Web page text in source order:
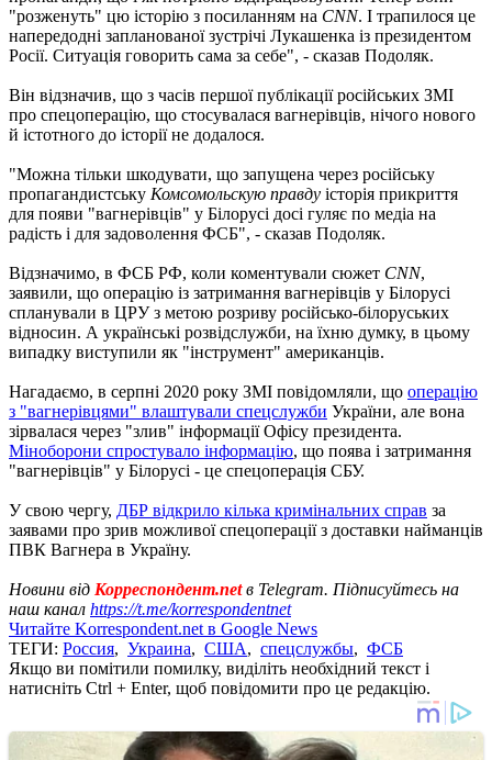
"розженуть" цю історію з посиланням на CNN. І трапилося це
напередодні запланованої зустрічі Лукашенка із президентом
Росії. Ситуація говорить сама за себе", - сказав Подоляк.
Він відзначив, що з часів першої публікації російських ЗМІ
про спецоперацію, що стосувалася вагнерівців, нічого нового
й істотного до історії не додалося.
"Можна тільки шкодувати, що запущена через російську
пропагандистську Комсомольскую правду історія прикриття
для появи "вагнерівців" у Білорусі досі гуляє по медіа на
радість і для задоволення ФСБ", - сказав Подоляк.
Відзначимо, в ФСБ РФ, коли коментували сюжет CNN,
заявили, що операцію із затримання вагнерівців у Білорусі
спланували в ЦРУ з метою розриву російсько-білоруських
відносин. А українські розвідслужби, на їхню думку, в цьому
випадку виступили як "інструмент" американців.
Нагадаємо, в серпні 2020 року ЗМІ повідомляли, що операцію
з "вагнерівцями" влаштували спецслужби України, але вона
зірвалася через "злив" інформації Офісу президента.
Міноборони спростувало інформацію, що поява і затримання
"вагнерівців" у Білорусі - це спецоперація СБУ.
У свою чергу, ДБР відкрило кілька кримінальних справ за
заявами про зрив можливої ​​спецоперації з доставки найманців
ПВК Вагнера в Україну.
Новини від Корреспондент.netв Telegram. Підписуйтесь на
наш канал https://t.me/korrespondentnet
Читайте Korrespondent.net в Google News
ТЕГИ: Россия, Украина, США, спецслужбы, ФСБ
Якщо ви помітили помилку, виділіть необхідний текст і
натисніть Ctrl + Enter, щоб повідомити про це редакцію.